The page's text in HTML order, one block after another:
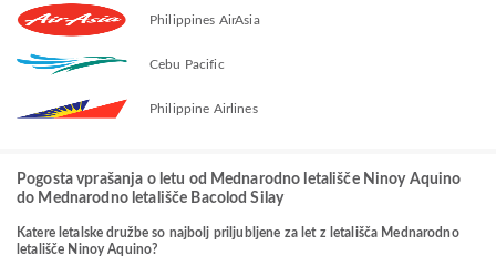
Philippines AirAsia
Cebu Pacific
Philippine Airlines
Pogosta vprašanja o letu od Mednarodno letališče Ninoy Aquino
do Mednarodno letališče Bacolod Silay
Katere letalske družbe so najbolj priljubljene za let z letališča Mednarodno
letališče Ninoy Aquino?